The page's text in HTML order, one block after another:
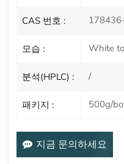
CAS 번호 :
모습 : White
분석(HPLC) : /
패키지 : 500g/
지금 문의하세요